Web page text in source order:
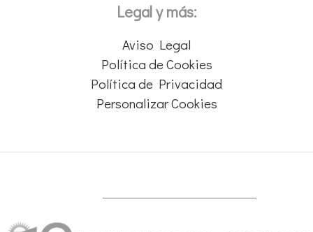
Legal y más:
Aviso Legal
Política de Cookies
Política de Privacidad
Personalizar Cookies